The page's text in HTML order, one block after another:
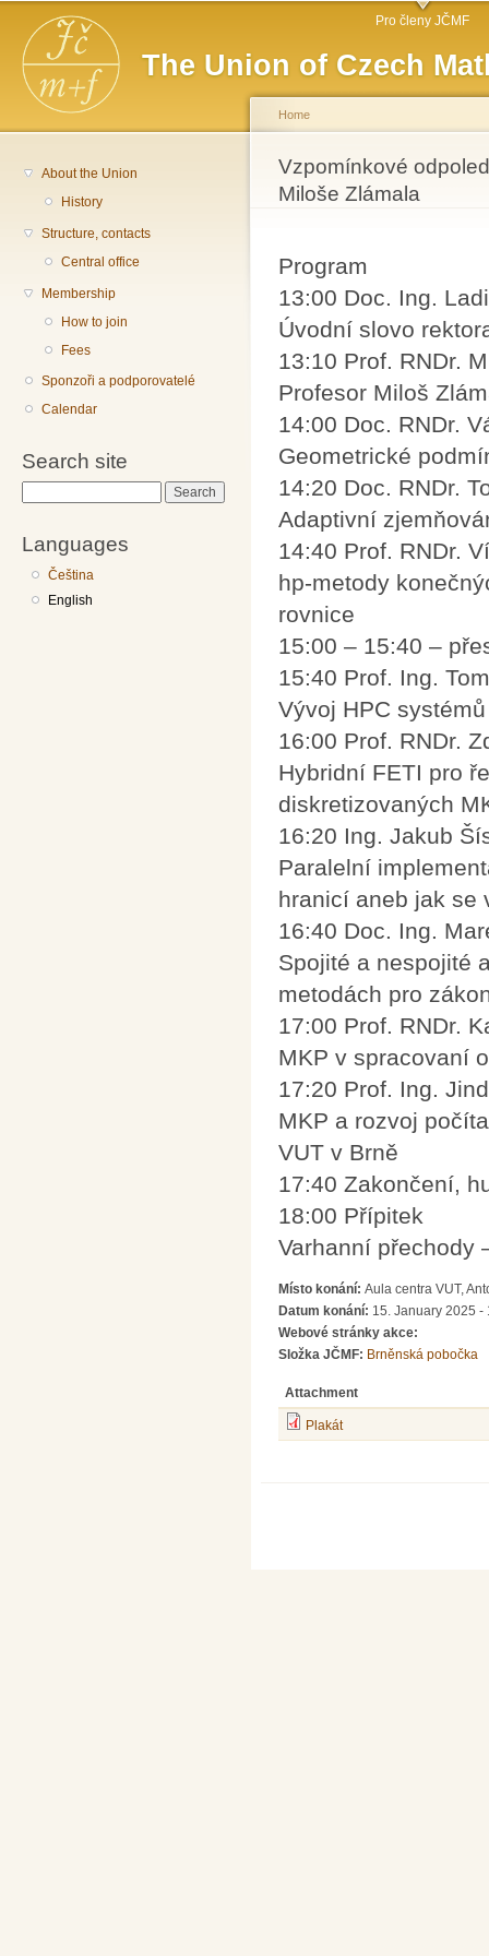
The Union of Czech
Main menu Pro členy JČMF
About the Union
History
Structure, contacts
Central office
Membership
How to join
Fees
Sponzoři a podporovatelé
Calendar
Search site
Languages
Čeština
English
You are here
Home
Vzpomínkové
Miloše Zlámala
Program
13:00 Doc. Ing.
Úvodní slovo
13:10 Prof. RNDr.
Profesor Miloš
14:00 Doc. RNDr.
Geometrické
14:20 Doc. RNDr.
Adaptivní
14:40 Prof. RNDr.
hp-metody
rovnice
15:00 – 15:40 –
15:40 Prof. Ing.
Vývoj HPC
16:00 Prof. RNDr.
Hybridní FETI pro
diskretizovaných
16:20 Ing. Jakub
Paralelní
hranicí aneb jak se
16:40 Doc. Ing.
Spojité a nespojité
metodách pro
17:00 Prof. RNDr.
MKP v spracovaní
17:20 Prof. Ing.
MKP a rozvoj
VUT v Brně
17:40 Zakončení,
18:00 Přípitek
Varhanní přechody
Místo konání: Aula centra VUT,
Datum konání: 15. January 2025 -
Webové stránky akce:
Složka JČMF: Brněnská pobočka
Attachment
Plakát